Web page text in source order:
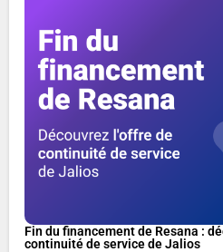
Fin du financement de Resana :
continuité de service de Jalios